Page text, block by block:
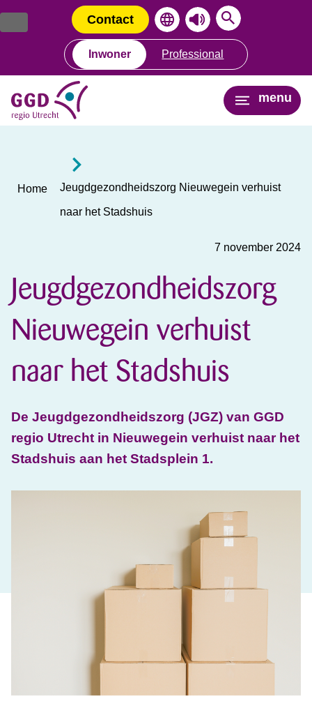
naar
de
naar
de
Contact
Inwoner Professional
menu
Home Jeugdgezondheidszorg Nieuwegein verhuist
naar het Stadshuis
7 november 2024
Jeugdgezondheidszorg
Nieuwegein verhuist
naar het Stadshuis
De Jeugdgezondheidszorg (JGZ) van GGD
regio Utrecht in Nieuwegein verhuist naar het
Stadshuis aan het Stadsplein 1.